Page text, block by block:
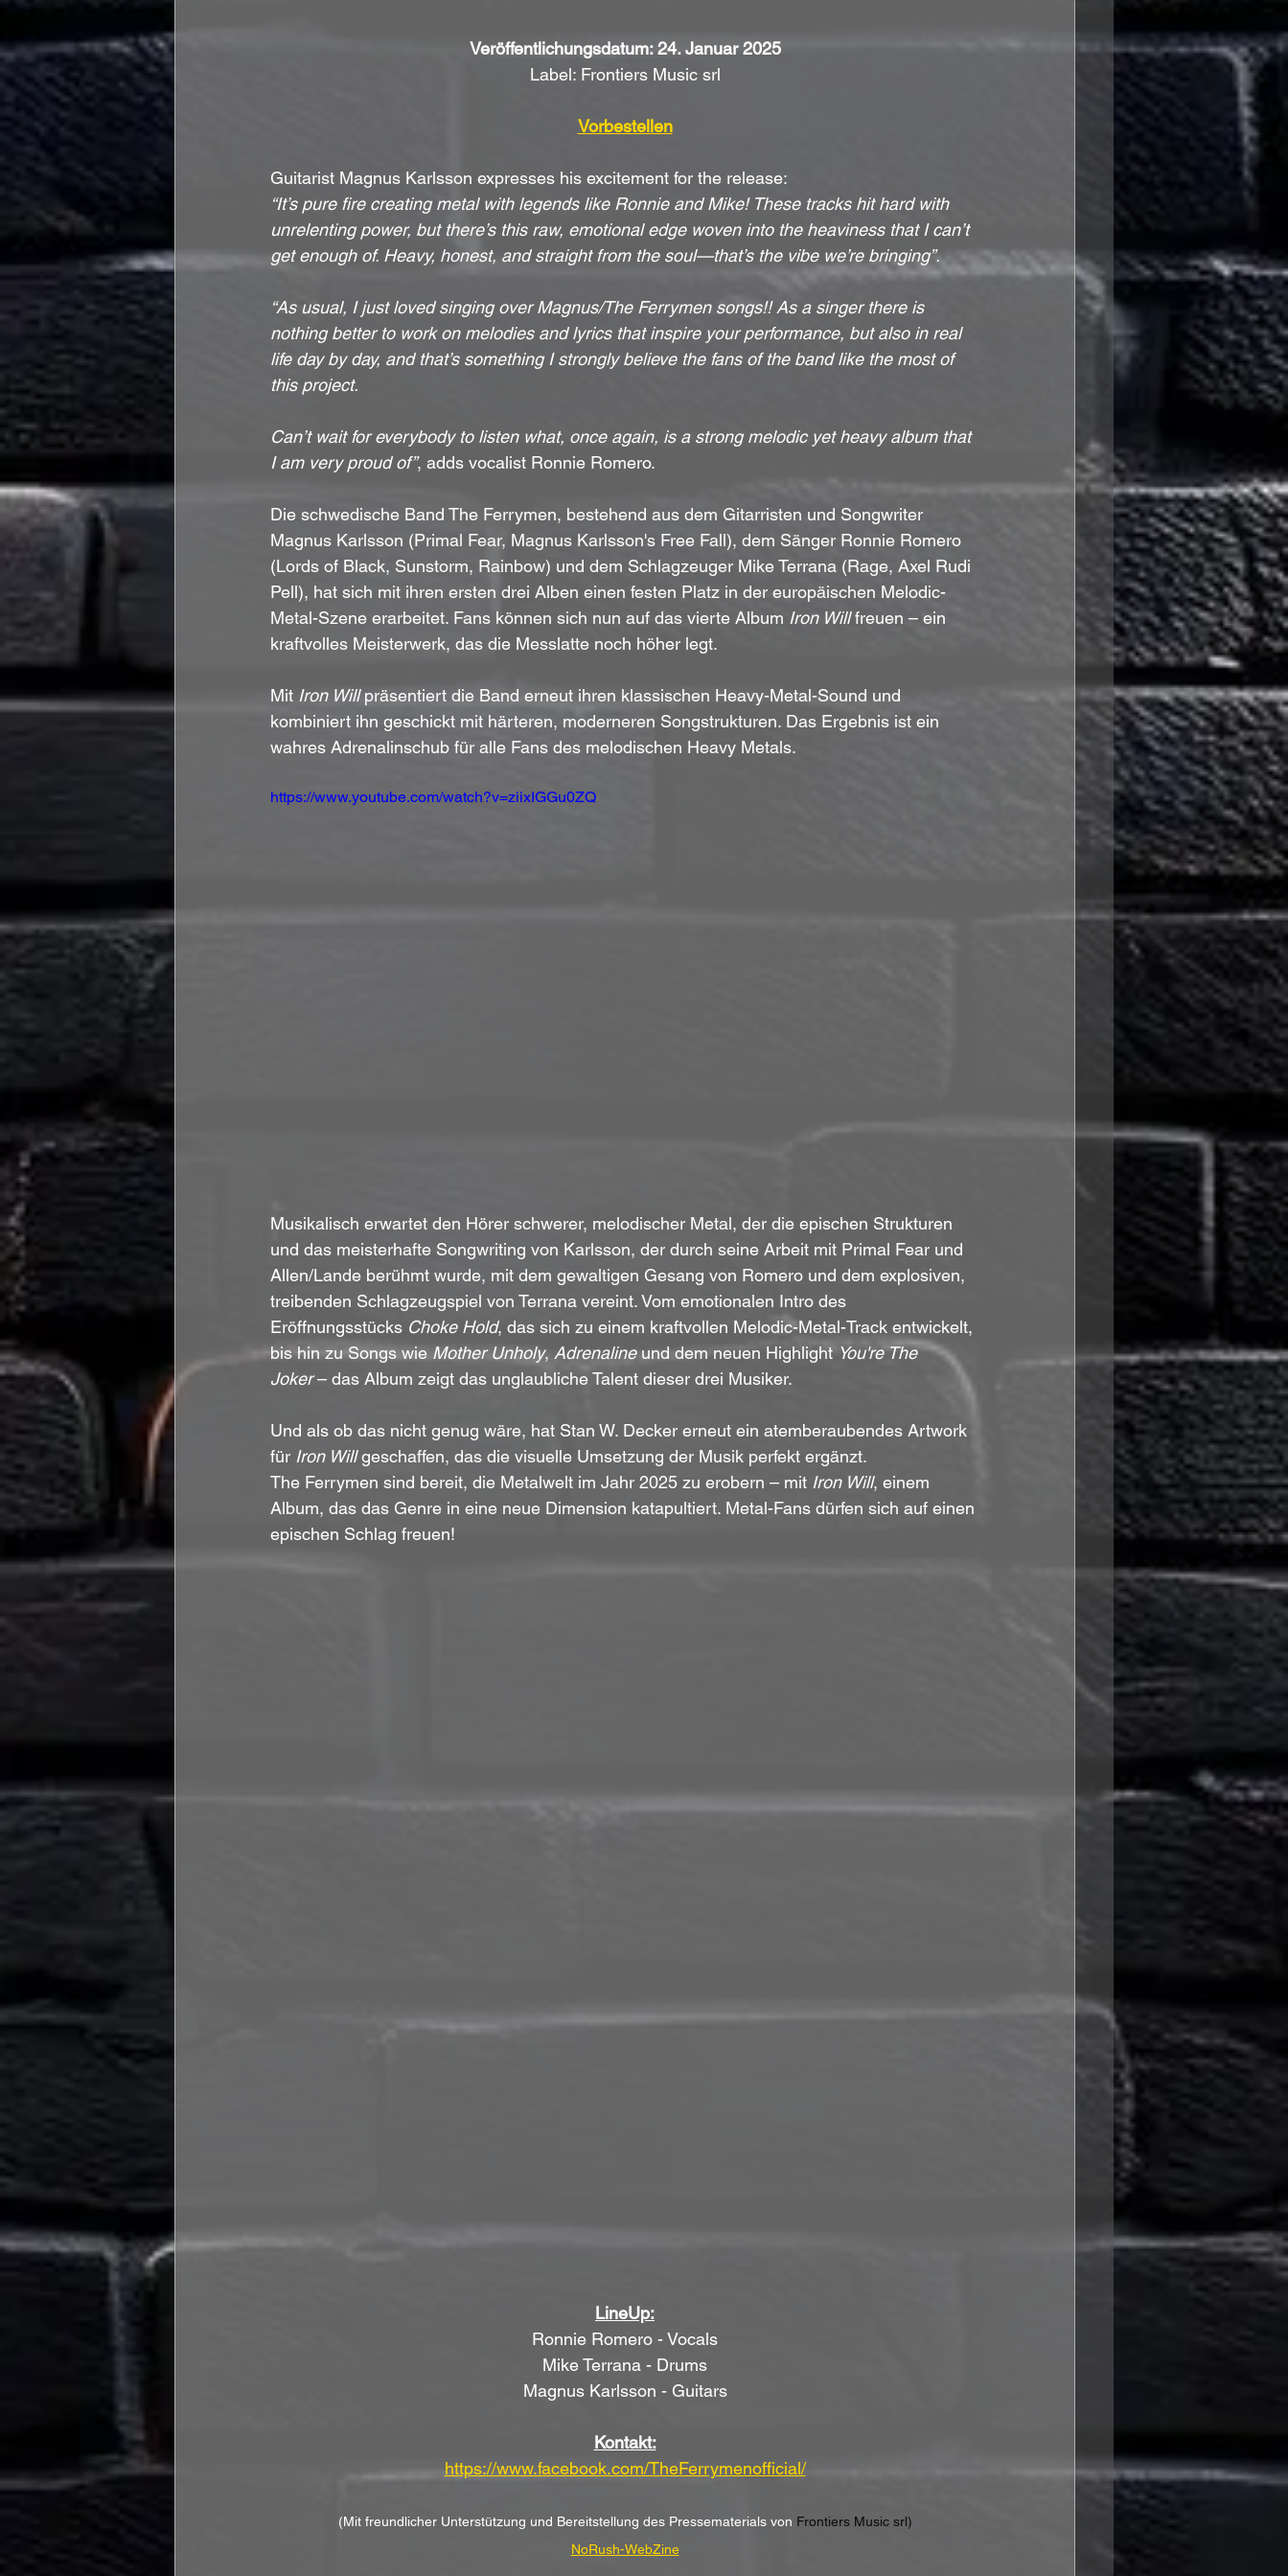
Veröffentlichungsdatum: 24. Januar 2025
Label: Frontiers Music srl
Vorbestellen
Guitarist Magnus Karlsson expresses his excitement for the release:
“It’s pure fire creating metal with legends like Ronnie and Mike! These tracks hit hard with
unrelenting power, but there’s this raw, emotional edge woven into the heaviness that I can’t
get enough of. Heavy, honest, and straight from the soul—that’s the vibe we’re bringing”.
“As usual, I just loved singing over Magnus/The Ferrymen songs!! As a singer there is
nothing better to work on melodies and lyrics that inspire your performance, but also in real
life day by day, and that’s something I strongly believe the fans of the band like the most of
this project.
Can’t wait for everybody to listen what, once again, is a strong melodic yet heavy album that
I am very proud of”, adds vocalist Ronnie Romero.
Die schwedische Band The Ferrymen, bestehend aus dem Gitarristen und Songwriter
Magnus Karlsson (Primal Fear, Magnus Karlsson's Free Fall), dem Sänger Ronnie Romero
(Lords of Black, Sunstorm, Rainbow) und dem Schlagzeuger Mike Terrana (Rage, Axel Rudi
Pell), hat sich mit ihren ersten drei Alben einen festen Platz in der europäischen Melodic-
Metal-Szene erarbeitet. Fans können sich nun auf das vierte Album Iron Will freuen – ein
kraftvolles Meisterwerk, das die Messlatte noch höher legt.
Mit Iron Will präsentiert die Band erneut ihren klassischen Heavy-Metal-Sound und
kombiniert ihn geschickt mit härteren, moderneren Songstrukturen. Das Ergebnis ist ein
wahres Adrenalinschub für alle Fans des melodischen Heavy Metals.
https://www.youtube.com/watch?v=ziixIGGu0ZQ
Musikalisch erwartet den Hörer schwerer, melodischer Metal, der die epischen Strukturen
und das meisterhafte Songwriting von Karlsson, der durch seine Arbeit mit Primal Fear und
Allen/Lande berühmt wurde, mit dem gewaltigen Gesang von Romero und dem explosiven,
treibenden Schlagzeugspiel von Terrana vereint. Vom emotionalen Intro des
Eröffnungsstücks Choke Hold, das sich zu einem kraftvollen Melodic-Metal-Track entwickelt,
bis hin zu Songs wie Mother Unholy, Adrenaline und dem neuen Highlight You're The
Joker – das Album zeigt das unglaubliche Talent dieser drei Musiker.
Und als ob das nicht genug wäre, hat Stan W. Decker erneut ein atemberaubendes Artwork
für Iron Will geschaffen, das die visuelle Umsetzung der Musik perfekt ergänzt.
The Ferrymen sind bereit, die Metalwelt im Jahr 2025 zu erobern – mit Iron Will, einem
Album, das das Genre in eine neue Dimension katapultiert. Metal-Fans dürfen sich auf einen
epischen Schlag freuen!
LineUp:
Ronnie Romero - Vocals
Mike Terrana - Drums
Magnus Karlsson - Guitars
Kontakt:
https://www.facebook.com/TheFerrymenofficial/
(Mit freundlicher Unterstützung und Bereitstellung des Pressematerials von Frontiers Music srl)
NoRush-WebZine